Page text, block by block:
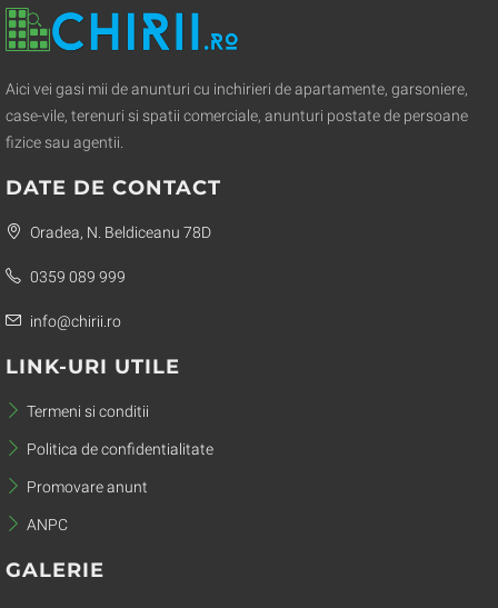
Aici vei gasi mii de anunturi cu inchirieri de apartamente, garsoniere,
case-vile, terenuri si spatii comerciale, anunturi postate de persoane
fizice sau agentii.
DATE DE CONTACT
Oradea, N. Beldiceanu 78D
0359 089 999
info@chirii.ro
LINK-URI UTILE
Termeni si conditii
Politica de confidentialitate
Promovare anunt
ANPC
GALERIE